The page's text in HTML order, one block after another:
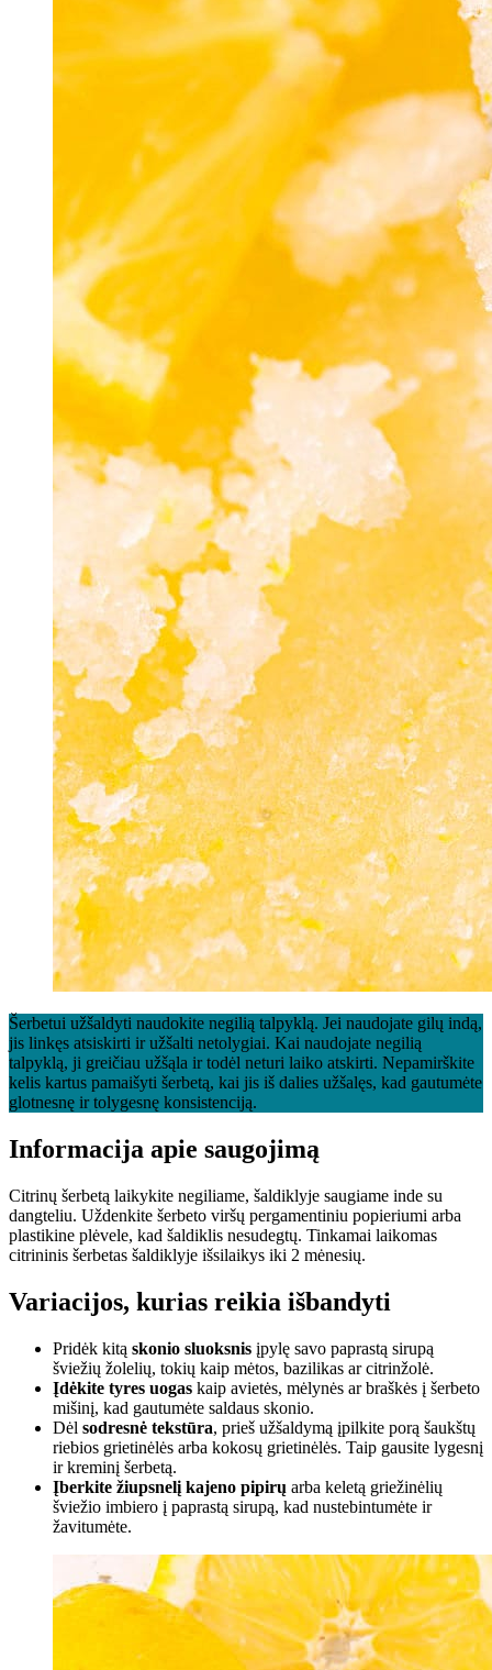
Šerbetui užšaldyti naudokite negilią talpyklą. Jei naudojate gilų indą,
jis linkęs atsiskirti ir užšalti netolygiai. Kai naudojate negilią
talpyklą, ji greičiau užšąla ir todėl neturi laiko atskirti. Nepamirškite
kelis kartus pamaišyti šerbetą, kai jis iš dalies užšalęs, kad gautumėte
glotnesnę ir tolygesnę konsistenciją.
Informacija apie saugojimą
Citrinų šerbetą laikykite negiliame, šaldiklyje saugiame inde su
dangteliu. Uždenkite šerbeto viršų pergamentiniu popieriumi arba
plastikine plėvele, kad šaldiklis nesudegtų. Tinkamai laikomas
citrininis šerbetas šaldiklyje išsilaikys iki 2 mėnesių.
Variacijos, kurias reikia išbandyti
Pridėk kitą skonio sluoksnis įpylę savo paprastą sirupą
šviežių žolelių, tokių kaip mėtos, bazilikas ar citrinžolė.
Įdėkite tyres uogas kaip avietės, mėlynės ar braškės į šerbeto
mišinį, kad gautumėte saldaus skonio.
Dėl sodresnė tekstūra, prieš užšaldymą įpilkite porą šaukštų
riebios grietinėlės arba kokosų grietinėlės. Taip gausite lygesnį
ir kreminį šerbetą.
Įberkite žiupsnelį kajeno pipirų arba keletą griežinėlių
šviežio imbiero į paprastą sirupą, kad nustebintumėte ir
žavitumėte.